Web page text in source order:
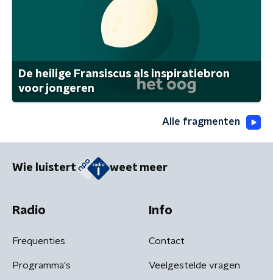
De heilige Fransiscus als inspiratiebron
voor jongeren
Alle fragmenten
Wie luistert weet meer
Radio
Frequenties
Programma's
Info
Contact
Veelgestelde vragen